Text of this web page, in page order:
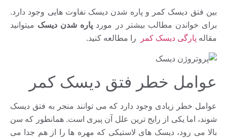
بین فتق دیسک کمر و پاره شدن دیسک نفاوت هایی وجود دارد.
برای خواندن مطالب بیشتر در مورد پاره شدن دیسک میتوانید
مقاله پارگی دیسک کمر را مطالعه کنید.
عوامل خطر فتق دیسک کمر
عوامل خطر زیادی وجود دارد که می توانند منجر به فتق دیسک
شوند، اما یکی از رایج ترین علل آن پیری است. همانطور که سن
بالا مى رود، دیسک های لاستیکی که مهره ها را از هم جدا می